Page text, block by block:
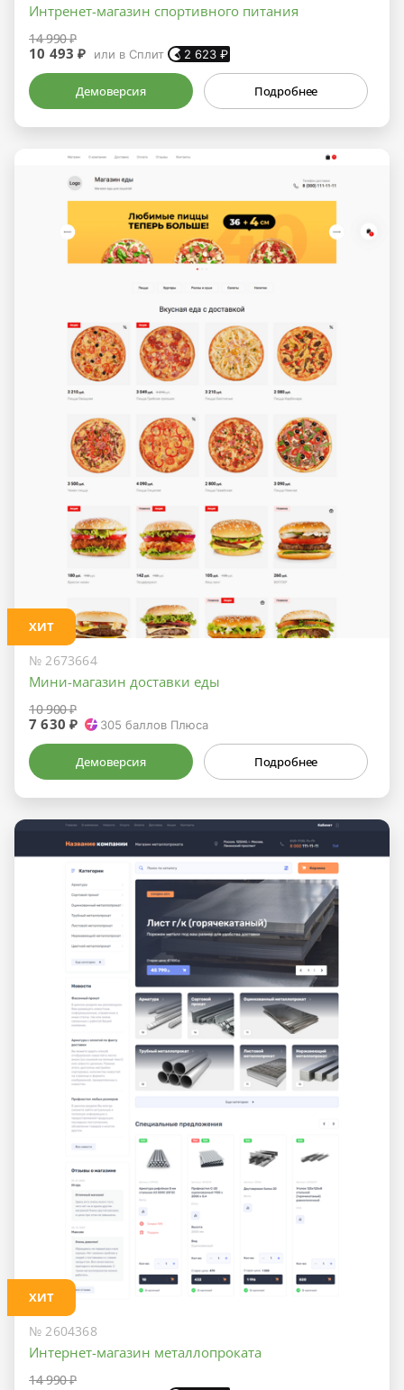
Интренет-магазин спортивного питания
14 990 ₽
10 493 ₽ или в Сплит 2 623₽
Демоверсия Подробнее
ХИТ
№ 2673664
Мини-магазин доставки еды
10 900 ₽
7 630 ₽ 305 баллов Плюса
Демоверсия Подробнее
ХИТ
№ 2604368
Интернет-магазин металлопроката
14 990 ₽